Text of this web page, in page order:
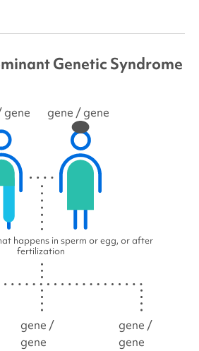
Genetic Syndrome
gene gene / gene
happens in sperm or egg, or after
fertilization
gene /
gene
gene /
gene